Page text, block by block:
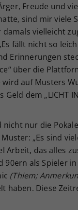
Freude und
sind mir viele
vielleicht
fällt nicht so
Erinnerungen
über die
auf Musters
dem „LICHT
nicht nur die
„Es sind
Arbeit, das alles
als Spieler
(Thiem;
haben. Diese